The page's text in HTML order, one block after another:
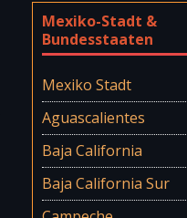
Mexiko-Stadt &
Bundesstaaten
Mexiko Stadt
Aguascalientes
Baja California
Baja California Sur